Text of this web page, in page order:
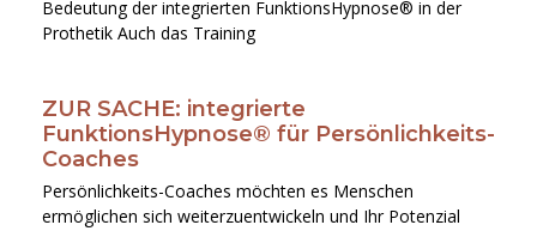
Bedeutung der integrierten FunktionsHypnose® in der
Prothetik Auch das Training
ZUR SACHE: integrierte
FunktionsHypnose® für Persönlichkeits-
Coaches
Persönlichkeits-Coaches möchten es Menschen
ermöglichen sich weiterzuentwickeln und Ihr Potenzial